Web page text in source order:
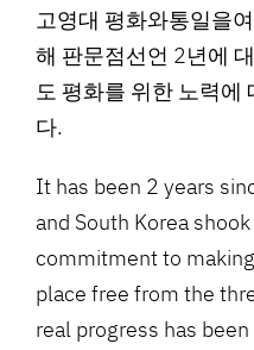
고영대 평화와통일을
해 판문점선언 2년에
도 평화를 위한 노력에
다.
It has been 2 years
and South Korea
commitment to
place free from the
real progress has